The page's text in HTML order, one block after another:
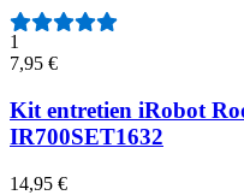
1
7,95 €
Kit entretien iRobot
IR700SET1632
14,95 €